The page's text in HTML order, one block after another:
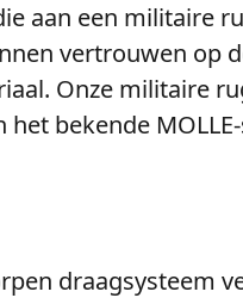
aan een militaire
vertrouwen op
Onze militaire
bekende
draagsysteem